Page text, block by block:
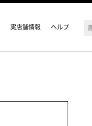
実店舗情報 ヘルプ